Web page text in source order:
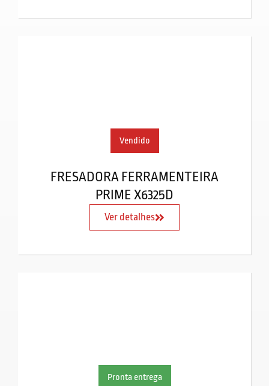
Vendido
FRESADORA FERRAMENTEIRA
PRIME X6325D
Ver detalhes
Pronta entrega